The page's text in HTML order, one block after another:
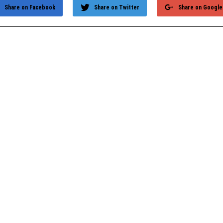
Share on
Share on Twitter
Share on Facebook